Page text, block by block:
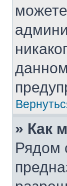
» Как
Рядом